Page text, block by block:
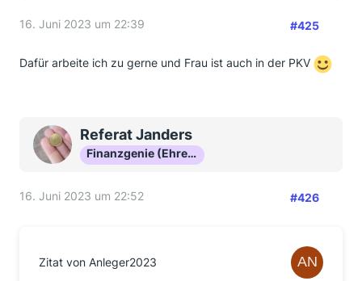
16. Juni 2023 um 22:39 #425
Dafür arbeite ich zu gerne und Frau ist auch in der PKV
Referat Janders
Finanzgenie (Ehrenmitglied)
16. Juni 2023 um 22:52 #426
Zitat von Anleger2023